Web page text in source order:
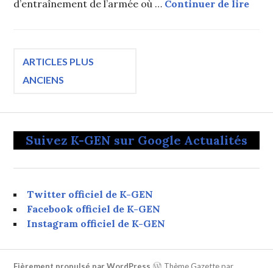
d’entraînement de l’armée où … Continuer de lire
Navigation
articles
ARTICLES PLUS
ANCIENS
Suivez K-GEN sur Google Actualités
Twitter officiel de K-GEN
Facebook officiel de K-GEN
Instagram officiel de K-GEN
Fièrement propulsé par WordPress Thème Gazette par